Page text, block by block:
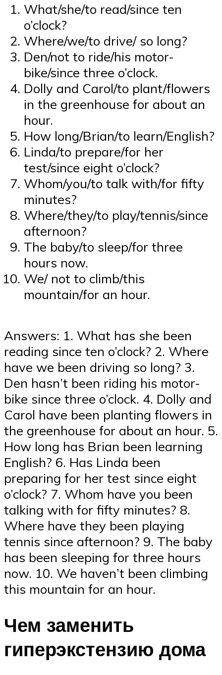
What/she/to read/since ten
o’clock?
Where/we/to drive/ so long?
Den/not to ride/his motor-
bike/since three o’clock.
Dolly and Carol/to plant/flowers
in the greenhouse for about an
hour.
How long/Brian/to learn/English?
Linda/to prepare/for her
test/since eight o’clock?
Whom/you/to talk with/for fifty
minutes?
Where/they/to play/tennis/since
afternoon?
The baby/to sleep/for three
hours now.
We/ not to climb/this
mountain/for an hour.
Answers: 1. What has she been
reading since ten o’clock? 2. Where
have we been driving so long? 3.
Den hasn’t been riding his motor-
bike since three o’clock. 4. Dolly and
Carol have been planting flowers in
the greenhouse for about an hour. 5.
How long has Brian been learning
English? 6. Has Linda been
preparing for her test since eight
o’clock? 7. Whom have you been
talking with for fifty minutes? 8.
Where have they been playing
tennis since afternoon? 9. The baby
has been sleeping for three hours
now. 10. We haven’t been climbing
this mountain for an hour.
Чем заменить
гиперэкстензию дома